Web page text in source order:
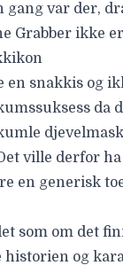
gang var der,
Grabber ikke
snakkis og
da
ville derfor
en generisk
som om det
historien og